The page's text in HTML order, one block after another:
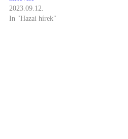
2023.09.12.
In "Hazai hírek"